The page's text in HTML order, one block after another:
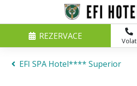
Volat
REZERVACE
EFI SPA Hotel**** Superior